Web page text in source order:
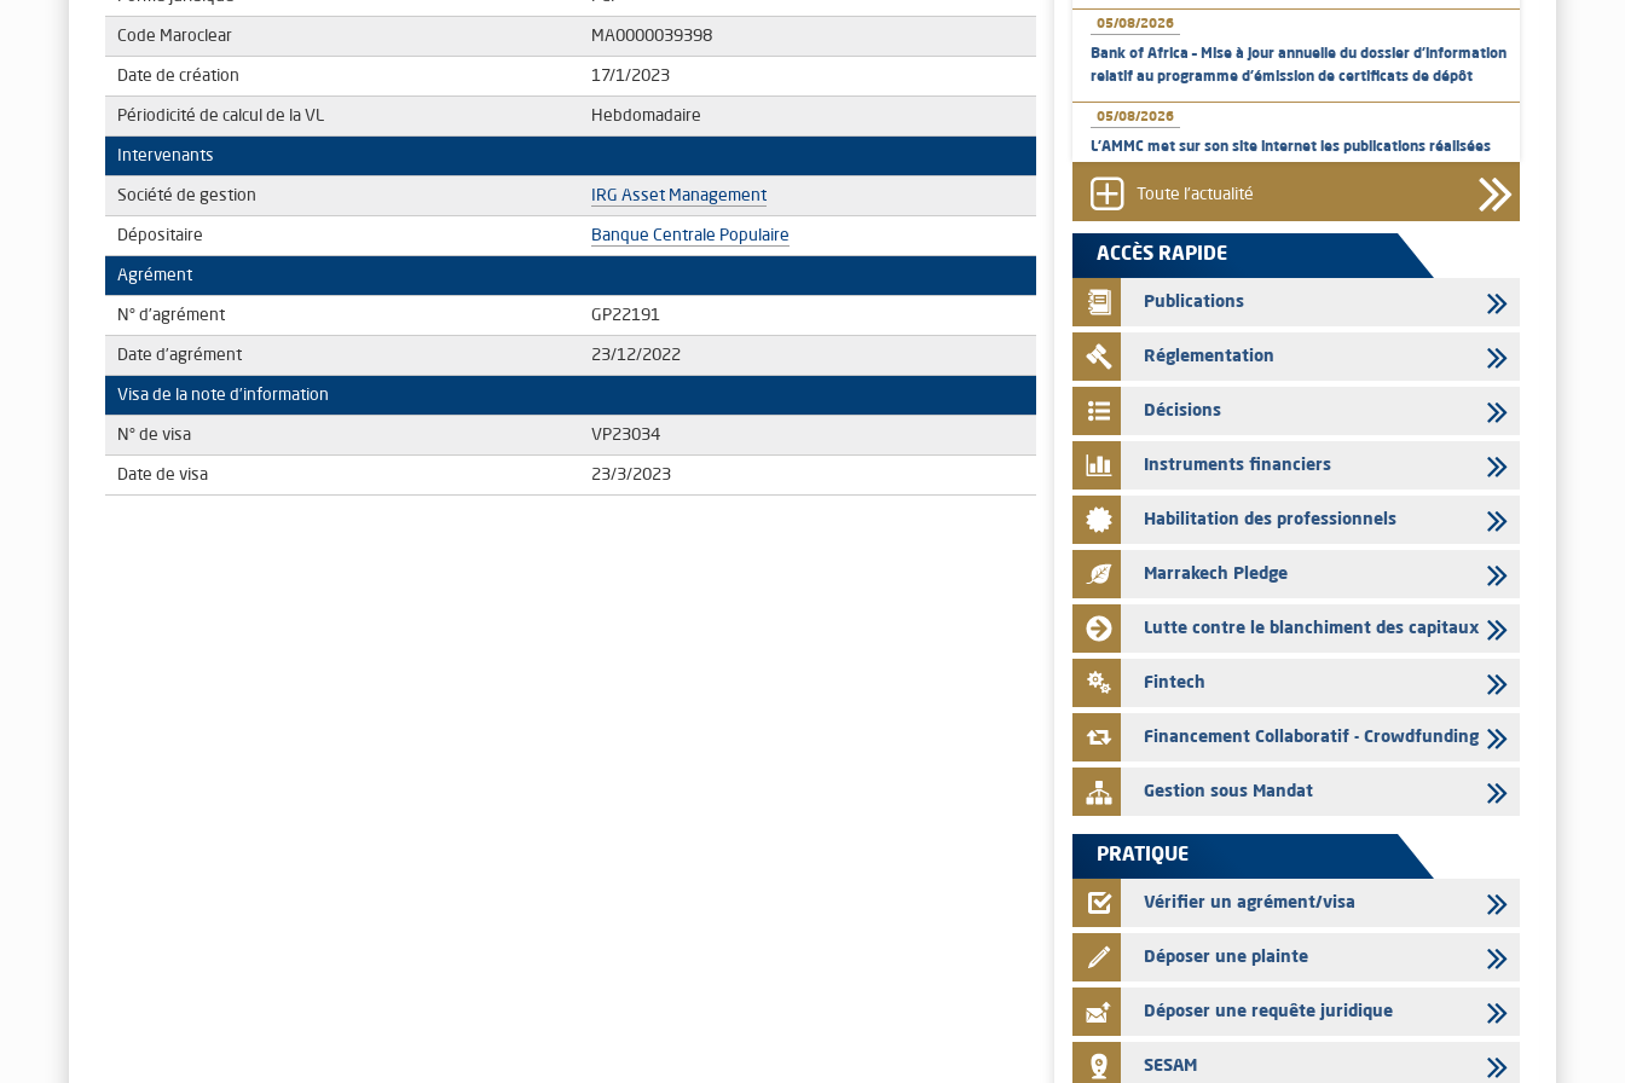
Code Maroclear MA0000039398
Date de création 17/1/2023
Périodicité de calcul de la VL Hebdomadaire
Intervenants
Société de gestion IRG Asset Management
Dépositaire Banque Centrale Populaire
Agrément
N° d’agrément GP22191
Date d’agrément 23/12/2022
Visa de la note d’information
N° de visa VP23034
Date de visa 23/3/2023
05/08/2026
Bank of Africa – Mise à jour annuelle du dossier d’information
relatif au programme d'émission de certificats de dépôt
05/08/2026
L’AMMC met sur son site internet les publications réalisées
04/08/2026
L’AMMC met sur son site internet les publications réalisées
par les émetteurs en date du 4 août 2026
03/08/2026
Saham Bank – Mise à jour annuelle du dossier d’information
relatif au programme d'émission de certificats de dépôt
L’AMMC met sur son site internet les publications réalisées
03/08/2026
Liste des agréments et visas d'OPCVM accordés par l'AMMC
pour le mois de juillet 2026
03/08/2026
L' AMMC publie les indicateurs mensuels du marché des
capitaux pour le mois de Juin 2026
31/07/2026
L’AMMC met sur son site internet les publications réalisées
par les émetteurs du 30 au 31 juillet 2026
Toute l'actualité
ACCÈS RAPIDE
Publications
Réglementation
Décisions
Instruments financiers
Habilitation des professionnels
Marrakech Pledge
Lutte contre le blanchiment des capitaux
Fintech
Financement Collaboratif - Crowdfunding
Gestion sous Mandat
PRATIQUE
Vérifier un agrément/visa
Déposer une plainte
Déposer une requête juridique
SESAM